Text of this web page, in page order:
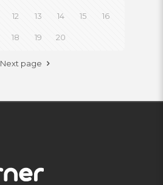
12 13 14 15 16
18 19 20
Next page